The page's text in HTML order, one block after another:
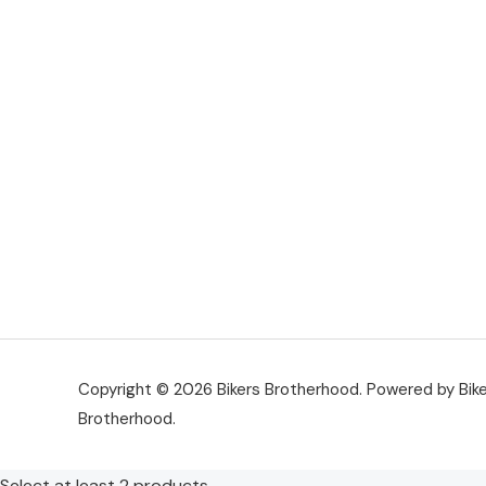
Copyright © 2026 Bikers Brotherhood. Powered by
Brotherhood.